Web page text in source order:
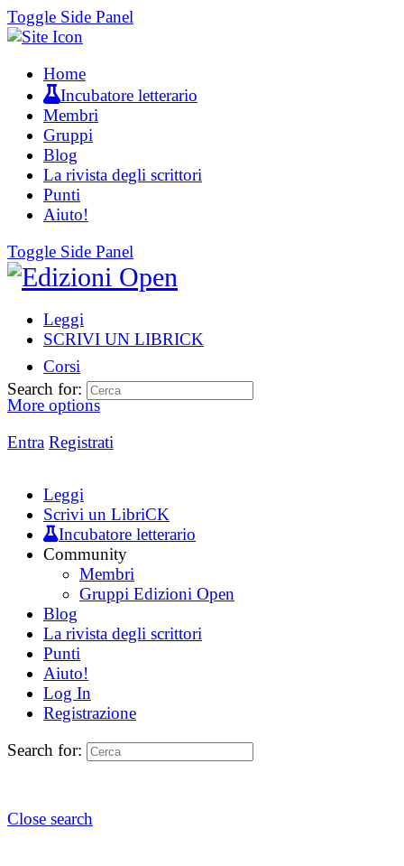
Toggle Side Panel
Home
Incubatore letterario
Membri
Gruppi
Blog
La rivista degli scrittori
Punti
Aiuto!
Toggle Side Panel
Leggi
SCRIVI UN LIBRICK
Corsi
More options
Entra Registrati
Search for:
Leggi
Scrivi un LibriCK
Incubatore letterario
Community
Membri
Gruppi Edizioni Open
Blog
La rivista degli scrittori
Punti
Aiuto!
Log In
Registrazione
Search for:
Close search